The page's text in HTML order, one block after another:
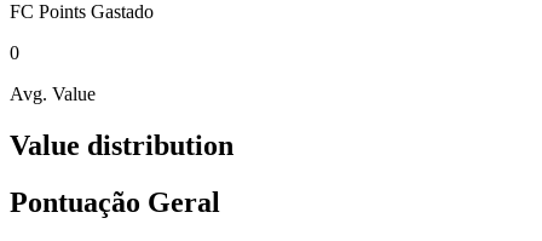
FC Points Gastado
0
Avg. Value
Value distribution
Pontuação Geral